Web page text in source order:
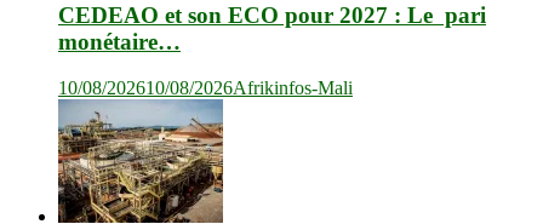
CEDEAO et son ECO pour 2027 : Le pari
monétaire…
10/08/202610/08/2026Afrikinfos-Mali